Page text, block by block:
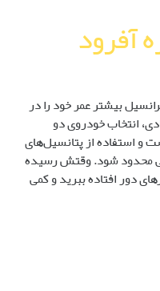
آفرود
بیشتر عمر خود را در
انتخاب خودروی دو
و استفاده از پتانسیل‌های
محدود شود. وقتش رسیده
دور افتاده ببرید و کمی